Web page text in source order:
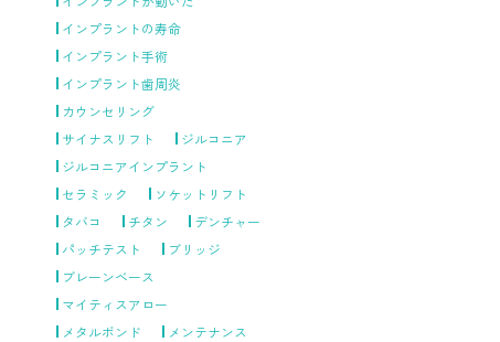
インプラントの寿命
インプラント手術
インプラント歯周炎
カウンセリング
サイナスリフト
ジルコニア
ジルコニアインプラント
セラミック
ソケットリフト
タバコ
チタン
デンチャー
パッチテスト
ブリッジ
ブレーンベース
マイティスアロー
メタルボンド
メンテナンス